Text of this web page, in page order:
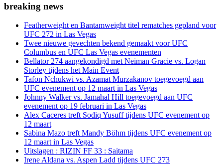
breaking news
Featherweight en Bantamweight titel rematches gepland voor
UFC 272 in Las Vegas
Twee nieuwe gevechten bekend gemaakt voor UFC
Columbus en UFC Las Vegas evenementen
Bellator 274 aangekondigd met Neiman Gracie vs. Logan
Storley tijdens het Main Event
Tafon Nchukwi vs. Azamat Murzakanov toegevoegd aan
UFC evenement op 12 maart in Las Vegas
Johnny Walker vs. Jamahal Hill toegevoegd aan UFC
evenement op 19 februari in Las Vegas
Alex Caceres treft Sodiq Yusuff tijdens UFC evenement op
12 maart
Sabina Mazo treft Mandy Böhm tijdens UFC evenement op
12 maart in Las Vegas
Uitslagen : RIZIN FF 33 : Saitama
Irene Aldana vs. Aspen Ladd tijdens UFC 273